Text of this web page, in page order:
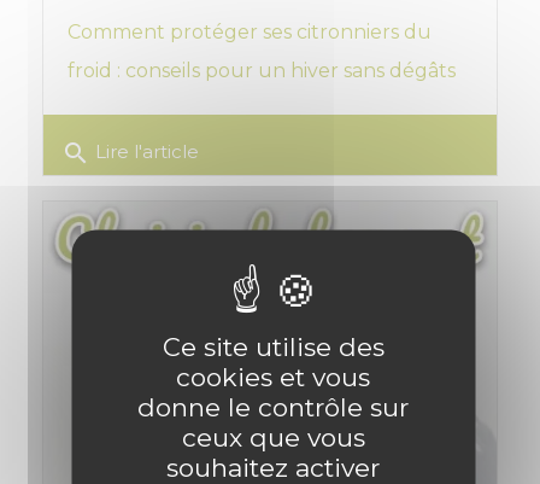
Comment protéger ses citronniers du
froid : conseils pour un hiver sans dégâts
search Lire l'article
Ce site utilise des
cookies et vous
donne le contrôle sur
ceux que vous
souhaitez activer